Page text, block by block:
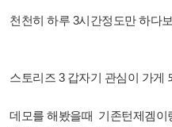
천천히 하루 3시간정도만 하다
스토리즈 3 갑자기 관심이 가게
데모를 해봤을때 기존턴제겜이